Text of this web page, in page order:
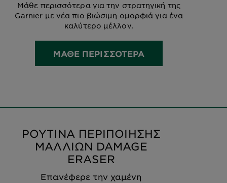
Μάθε περισσότερα για την στρατηγική της
Garnier με νέα πιο βιώσιμη ομορφιά για ένα
καλύτερο μέλλον.
ΜΑΘΕ ΠΕΡΙΣΣΟΤΕΡΑ
ΡΟΥΤΙΝΑ ΠΕΡΙΠΟΙΗΣΗΣ
ΜΑΛΛΙΩΝ DAMAGE
ERASER
Επανέφερε την χαμένη